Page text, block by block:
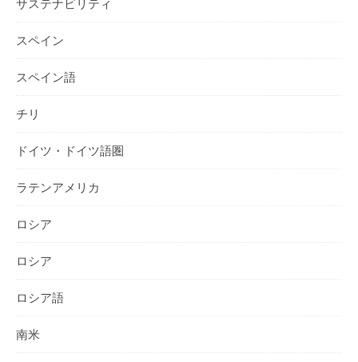
サステナビリティ
スペイン
スペイン語
チリ
ドイツ・ドイツ語圏
ラテンアメリカ
ロシア
ロシア
ロシア語
南米